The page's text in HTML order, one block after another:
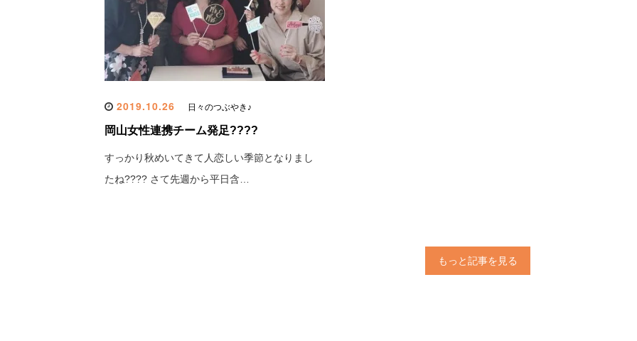
2019.10.26 日々のつぶやき♪
岡山女性連携チーム発足????
すっかり秋めいてきて人恋しい季節となりまし
たね???? さて先週から平日含…
もっと記事を見る